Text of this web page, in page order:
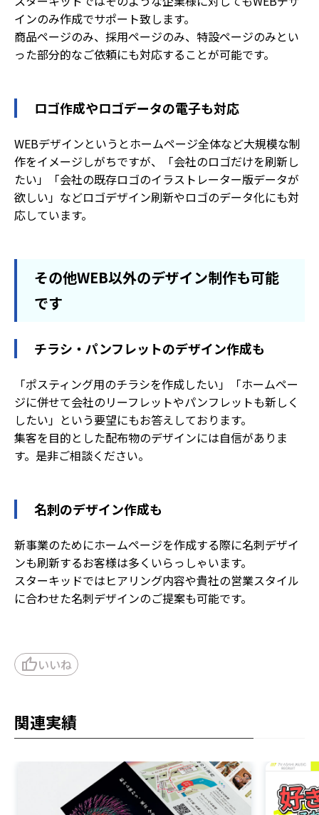
インのみ作成でサポート致します。
商品ページのみ、採用ページのみ、特設ページのみとい
った部分的なご依頼にも対応することが可能です。
ロゴ作成やロゴデータの電子も対応
WEBデザインというとホームページ全体など大規模な制
作をイメージしがちですが、「会社のロゴだけを刷新し
たい」「会社の既存ロゴのイラストレーター版データが
欲しい」などロゴデザイン刷新やロゴのデータ化にも対
応しています。
その他WEB以外のデザイン制作も可能
です
チラシ・パンフレットのデザイン作成も
「ポスティング用のチラシを作成したい」「ホームペー
ジに併せて会社のリーフレットやパンフレットも新しく
したい」という要望にもお答えしております。
集客を目的とした配布物のデザインには自信がありま
す。是非ご相談ください。
名刺のデザイン作成も
新事業のためにホームページを作成する際に名刺デザイ
ンも刷新するお客様は多くいらっしゃいます。
スターキッドではヒアリング内容や貴社の営業スタイル
に合わせた名刺デザインのご提案も可能です。
thumb_upいいね
関連実績